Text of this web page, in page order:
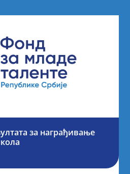
за награђивање